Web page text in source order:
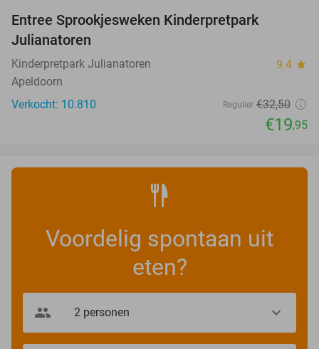
Entree Sprookjesweken Kinderpretpark
Julianatoren
Kinderpretpark Julianatoren 9.4 star
Apeldoorn
Verkocht: 10.810
Regulier €32,50
€19,95
Voordelig spontaan uit
eten?